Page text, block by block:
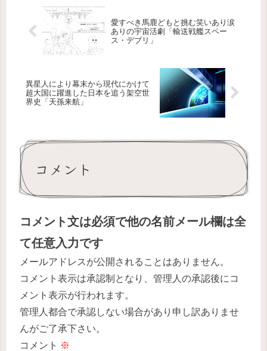
愛すべき馬鹿どもと挑む笑いあり涙
ありの宇宙活劇「輸送戦艦スペー
ス・デブリ」
異星人により幕末から現代にかけて
超大国に躍進した日本を追う架空世
界史「天孫来航」
コメント
コメント文は必須で他の名前メール欄は全
て任意入力です
メールアドレスが公開されることはありません。
コメント表示は承認制となり、管理人の承認後にコ
メント表示が行われます。
管理人都合で承認しない場合があり申し訳ありませ
んがご了承下さい。
コメント ※